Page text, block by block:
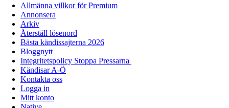
Allmänna villkor för Premium
Annonsera
Arkiv
Återställ lösenord
Bästa kändissajterna 2026
Bloggnytt
Integritetspolicy Stoppa Pressarna
Kändisar A-Ö
Kontakta oss
Logga in
Mitt konto